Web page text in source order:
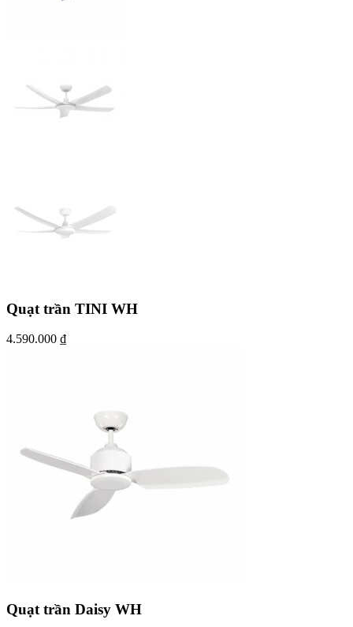
Quạt trần TINI WH
4.590.000 ₫
Quạt trần Daisy WH